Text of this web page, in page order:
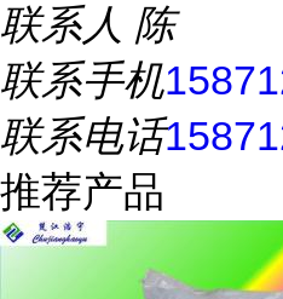
联系人 陈
联系手机
联系电话
推荐产品